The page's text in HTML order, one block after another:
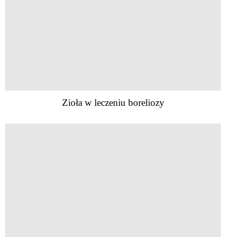
Zioła w leczeniu boreliozy